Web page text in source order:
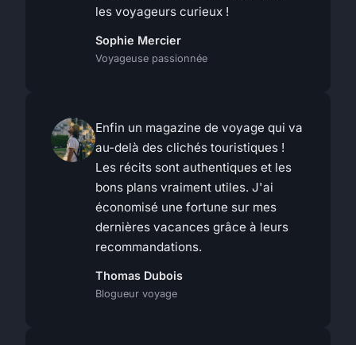
les voyageurs curieux !
Sophie Mercier
Voyageuse passionnée
Enfin un magazine de voyage qui va
au-delà des clichés touristiques !
Les récits sont authentiques et les
bons plans vraiment utiles. J'ai
économisé une fortune sur mes
dernières vacances grâce à leurs
recommandations.
Thomas Dubois
Blogueur voyage